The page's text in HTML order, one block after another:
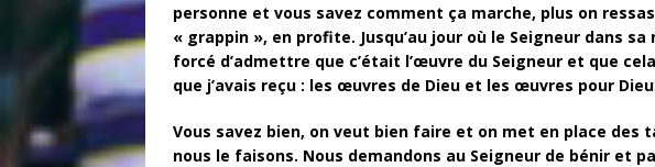
personne et vous savez comment ça marche, plus on
« grappin », en profite. Jusqu’au jour où le Seigneur dans
forcé d’admettre que c’était l’œuvre du Seigneur et que
que j’avais reçu : les œuvres de Dieu et les œuvres pour
Vous savez bien, on veut bien faire et on met en place des
nous le faisons. Nous demandons au Seigneur de bénir et